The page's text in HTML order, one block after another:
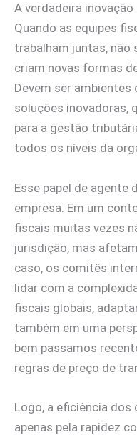
A verdadeira
Quando as equipes
trabalham juntas, não
criam novas formas
Devem ser
soluções inovadoras,
para a gestão
todos os níveis da
Esse papel de agente
empresa. Em um
fiscais muitas vezes
jurisdição, mas
caso, os comitês
lidar com a
fiscais globais,
também em uma
bem passamos
regras de preço de
Logo, a eficiência
apenas pela rapidez